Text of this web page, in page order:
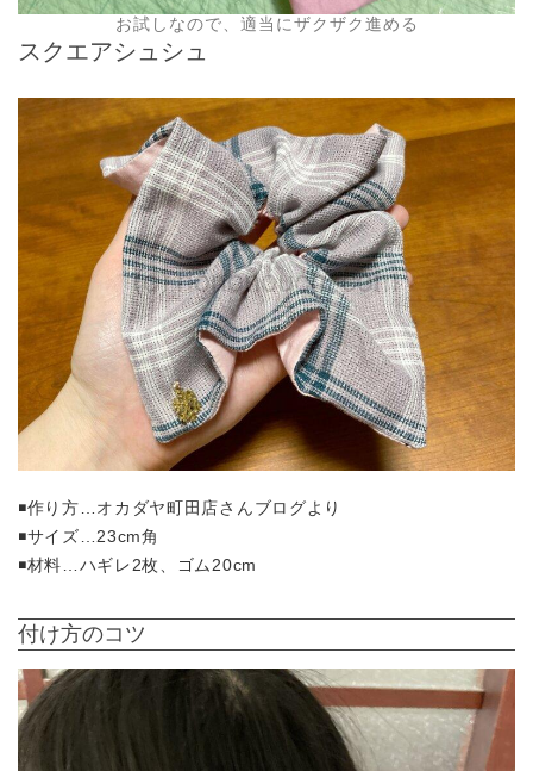
お試しなので、適当にザクザク進める
スクエアシュシュ
◾️作り方…オカダヤ町田店さんブログより
◾️サイズ…23cm角
◾️材料…ハギレ2枚、ゴム20cm
付け方のコツ